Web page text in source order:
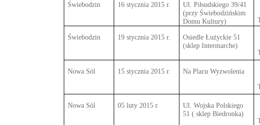
Świebodzin 16 stycznia 2015 r.
Ul. Piłsudskiego 39/41
(przy Świebodzińskim
Domu Kultury)
Świebodzin 19 stycznia 2015 r.
Osiedle Łużyckie 51
(sklep Intermarche)
Nowa Sól 15 stycznia 2015 r. Na Placu Wyzwolenia
Nowa Sól 05 luty 2015 r.
Ul. Wojska Polskiego
51 ( sklep Biedronka)